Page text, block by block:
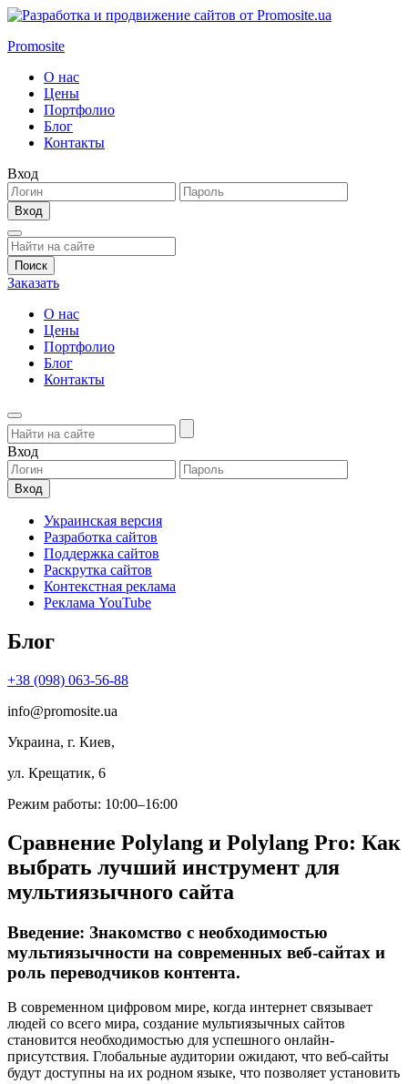
Promosite
О нас
Цены
Портфолио
Блог
Контакты
Вход
Заказать
О нас
Цены
Портфолио
Блог
Контакты
Вход
Украинская версия
Разработка сайтов
Поддержка сайтов
Раскрутка сайтов
Контекстная реклама
Реклама YouTube
Блог
+38 (098) 063-56-88
info@promosite.ua
Украина, г. Киев,
ул. Крещатик, 6
Режим работы: 10:00–16:00
Сравнение Polylang и Polylang Pro: Как
выбрать лучший инструмент для
мультиязычного сайта
Введение: Знакомство с необходимостью
мультиязычности на современных веб-сайтах и
роль переводчиков контента.
В современном цифровом мире, когда интернет связывает
людей со всего мира, создание мультиязычных сайтов
становится необходимостью для успешного онлайн-
присутствия. Глобальные аудитории ожидают, что веб-сайты
будут доступны на их родном языке, что позволяет установить